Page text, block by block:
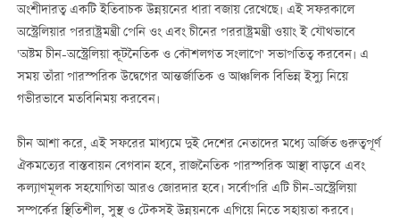
অংশীদারত্ব একটি ইতিবাচক উন্নয়নের ধারা বজায় রেখেছে। এই সফরকালে
অস্ট্রেলিয়ার পররাষ্ট্রমন্ত্রী পেনি ওং এবং চীনের পররাষ্ট্রমন্ত্রী ওয়াং ই যৌথভাবে
'অষ্টম চীন-অস্ট্রেলিয়া কূটনৈতিক ও কৌশলগত সংলাপে' সভাপতিত্ব করবেন। এ
সময় তাঁরা পারস্পরিক উদ্বেগের আন্তর্জাতিক ও আঞ্চলিক বিভিন্ন ইস্যু নিয়ে
গভীরভাবে মতবিনিময় করবেন।
চীন আশা করে, এই সফরের মাধ্যমে দুই দেশের নেতাদের মধ্যে অর্জিত গুরুত্বপূর্ণ
ঐকমত্যের বাস্তবায়ন বেগবান হবে, রাজনৈতিক পারস্পরিক আস্থা বাড়বে এবং
কল্যাণমূলক সহযোগিতা আরও জোরদার হবে। সর্বোপরি এটি চীন-অস্ট্রেলিয়া
সম্পর্কের স্থিতিশীল, সুস্থ ও টেকসই উন্নয়নকে এগিয়ে নিতে সহায়তা করবে।